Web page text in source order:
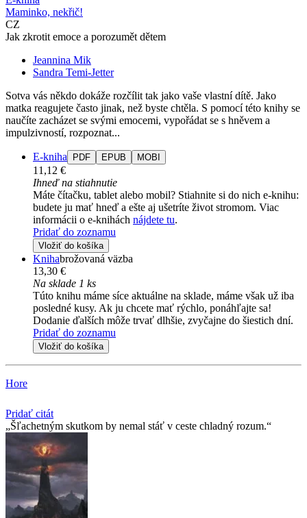
Maminko, nekřič!
CZ
Jak zkrotit emoce a porozumět dětem
Jeannina Mik
Sandra Temi-Jetter
Sotva vás někdo dokáže rozčílit tak jako vaše vlastní dítě. Jako
matka reagujete často jinak, než byste chtěla. S pomocí této knihy se
naučíte zacházet se svými emocemi, vypořádat se s hněvem a
impulzivností, rozpoznat...
E-kniha PDF EPUB MOBI
11,12 €
Ihneď na stiahnutie
Máte čítačku, tablet alebo mobil? Stiahnite si do nich e-knihu:
budete ju mať hneď a ešte aj ušetríte život stromom. Viac
informácii o e-knihách nájdete tu.
Pridať do zoznamu
Vložiť do košíka
Knihabrožovaná väzba
13,30 €
Na sklade 1 ks
Túto knihu máme síce aktuálne na sklade, máme však už iba
posledné kusy. Ak ju chcete mať rýchlo, ponáhľajte sa!
Dodanie ďalších môže trvať dlhšie, zvyčajne do šiestich dní.
Pridať do zoznamu
Vložiť do košíka
Hore
Pridať citát
Šľachetným skutkom by nemal stáť v ceste chladný rozum.